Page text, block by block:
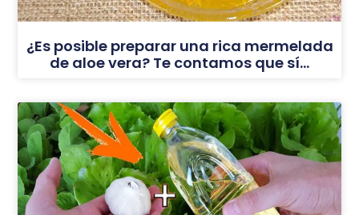
¿Es posible preparar una rica mermelada
de aloe vera? Te contamos que sí…